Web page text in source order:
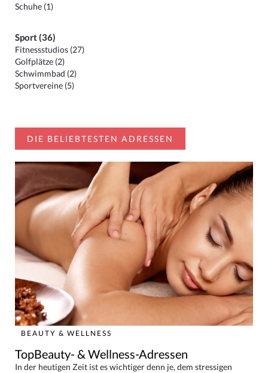
Schuhe (1)
Sport (36)
Fitnessstudios (27)
Golfplätze (2)
Schwimmbad (2)
Sportvereine (5)
DIE BELIEBTESTEN ADRESSEN
BEAUTY & WELLNESS
TopBeauty- & Wellness-Adressen
In der heutigen Zeit ist es wichtiger denn je, dem stressigen